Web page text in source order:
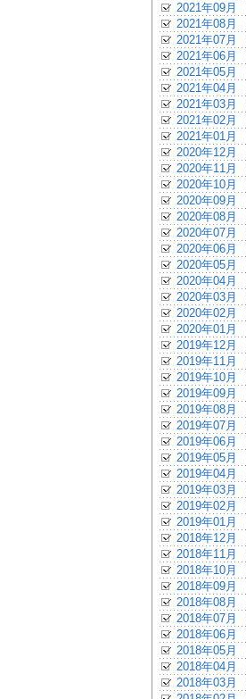
2021年09月
2021年08月
2021年07月
2021年06月
2021年05月
2021年04月
2021年03月
2021年02月
2021年01月
2020年12月
2020年11月
2020年10月
2020年09月
2020年08月
2020年07月
2020年06月
2020年05月
2020年04月
2020年03月
2020年02月
2020年01月
2019年12月
2019年11月
2019年10月
2019年09月
2019年08月
2019年07月
2019年06月
2019年05月
2019年04月
2019年03月
2019年02月
2019年01月
2018年12月
2018年11月
2018年10月
2018年09月
2018年08月
2018年07月
2018年06月
2018年05月
2018年04月
2018年03月